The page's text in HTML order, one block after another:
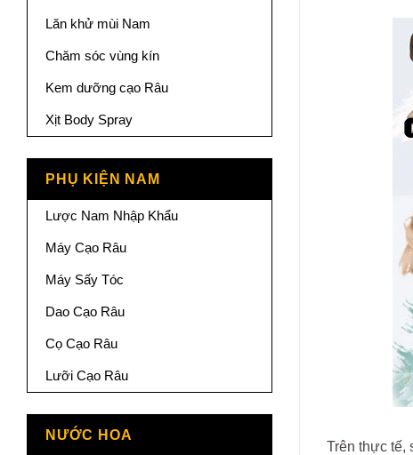
Lăn khử mùi Nam
Chăm sóc vùng kín
Kem dưỡng cạo Râu
Xịt Body Spray
PHỤ KIỆN NAM
Lược Nam Nhập Khẩu
Máy Cạo Râu
Máy Sấy Tóc
Dao Cạo Râu
Cọ Cạo Râu
Lưỡi Cạo Râu
NƯỚC HOA
Trên thực tế,